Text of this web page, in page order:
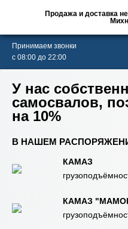
Продажа и доставка
Принимаем звонки
с 08:00 до 22:00
В НАШЕМ
КАМАЗ
КАМАЗ
У нас
самосвалов,
на 10%